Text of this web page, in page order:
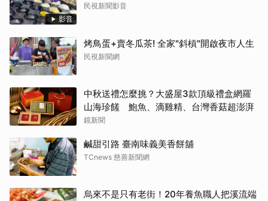
影音
民視新聞影音
烤鳥蛋+賣冬瓜茶! 全家"斜槓"開啟夜市人生
民視新聞網
中秋送禮怎麼挑？大盛屋3款頂級禮盒網羅
山海珍饈 鮑魚、滴雞精、台灣香菇超澎湃
鏡新聞
鹹甜引路 臺南味義美香餅舖
TCnews 慈善新聞網
烏來不是只有老街！20年養魚職人把溪流端